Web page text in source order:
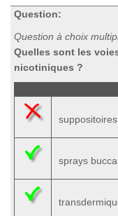
Question:
Question à choix
Quelles sont les
nicotiniques ?
suppositoires
sprays